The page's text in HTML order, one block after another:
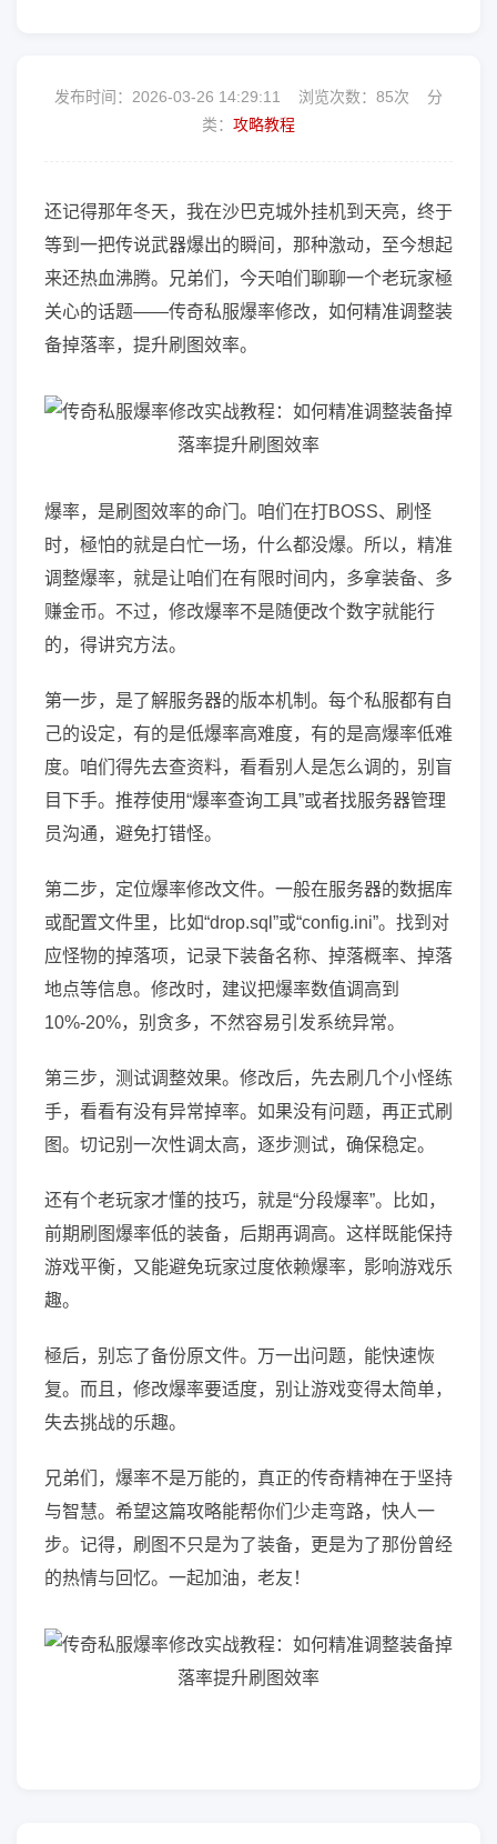
发布时间：2026-03-26 14:29:11 浏览次数： 85次 分
类： 攻略教程
还记得那年冬天，我在沙巴克城外挂机到天亮，终于
等到一把传说武器爆出的瞬间，那种激动，至今想起
来还热血沸腾。兄弟们，今天咱们聊聊一个老玩家極
关心的话题——传奇私服爆率修改，如何精准调整装
备掉落率，提升刷图效率。
爆率，是刷图效率的命门。咱们在打BOSS、刷怪
时，極怕的就是白忙一场，什么都没爆。所以，精准
调整爆率，就是让咱们在有限时间内，多拿装备、多
赚金币。不过，修改爆率不是随便改个数字就能行
的，得讲究方法。
第一步，是了解服务器的版本机制。每个私服都有自
己的设定，有的是低爆率高难度，有的是高爆率低难
度。咱们得先去查资料，看看别人是怎么调的，别盲
目下手。推荐使用“爆率查询工具”或者找服务器管理
员沟通，避免打错怪。
第二步，定位爆率修改文件。一般在服务器的数据库
或配置文件里，比如“drop.sql”或“config.ini”。找到对
应怪物的掉落项，记录下装备名称、掉落概率、掉落
地点等信息。修改时，建议把爆率数值调高到
10%-20%，别贪多，不然容易引发系统异常。
第三步，测试调整效果。修改后，先去刷几个小怪练
手，看看有没有异常掉率。如果没有问题，再正式刷
图。切记别一次性调太高，逐步测试，确保稳定。
还有个老玩家才懂的技巧，就是“分段爆率”。比如，
前期刷图爆率低的装备，后期再调高。这样既能保持
游戏平衡，又能避免玩家过度依赖爆率，影响游戏乐
趣。
極后，别忘了备份原文件。万一出问题，能快速恢
复。而且，修改爆率要适度，别让游戏变得太简单，
失去挑战的乐趣。
兄弟们，爆率不是万能的，真正的传奇精神在于坚持
与智慧。希望这篇攻略能帮你们少走弯路，快人一
步。记得，刷图不只是为了装备，更是为了那份曾经
的热情与回忆。一起加油，老友！